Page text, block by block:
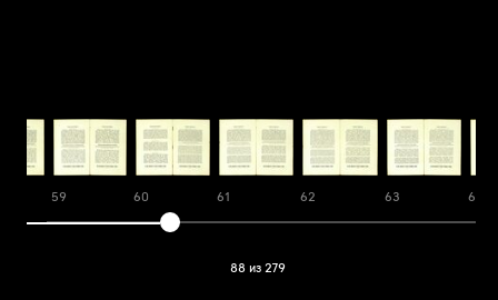
59 60 61 62 63 64
88 из 279